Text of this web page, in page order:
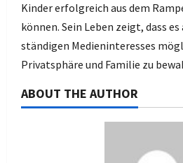
Kinder erfolgreich aus dem
können. Sein Leben zeigt, dass
ständigen Medieninteresses
Privatsphäre und Familie zu
ABOUT THE AUTHOR